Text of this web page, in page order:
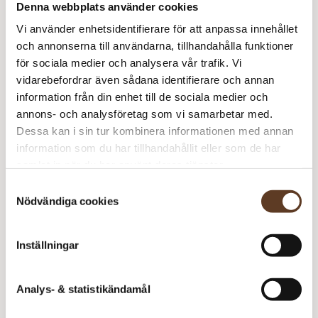
Denna webbplats använder cookies
Vi använder enhetsidentifierare för att anpassa innehållet
och annonserna till användarna, tillhandahålla funktioner
för sociala medier och analysera vår trafik. Vi
vidarebefordrar även sådana identifierare och annan
information från din enhet till de sociala medier och
annons- och analysföretag som vi samarbetar med.
Dessa kan i sin tur kombinera informationen med annan
information som du har tillhandahållit eller som de har
Nödvändiga cookies
Inställningar
Analys- & statistikändamål
Prisspecifikation
Line og Tynn Line Dame
2207
90 kr 1 90 kr
90 kr
I lager Art.nr: SA-5700-2
Lägg i varukorg
Se lagersaldo i butik